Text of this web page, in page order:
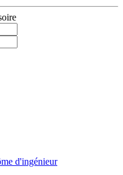
d'ingénieur